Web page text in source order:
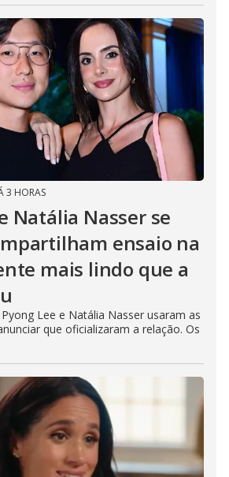
3 HORAS
Natália Nasser se
ensaio na
mais lindo que a
Lee e Natália Nasser usaram as
que oficializaram a relação. Os